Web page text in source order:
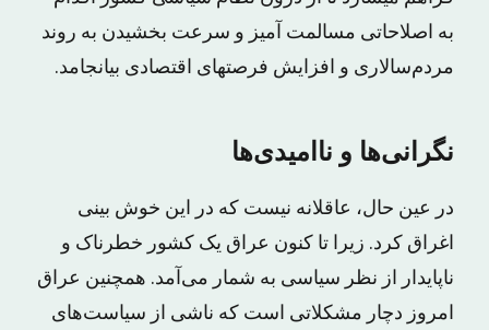
به اصلاحاتی مسالمت آمیز و سرعت بخشیدن به روند
مردم‌سالاری و افزایش فرصتهای اقتصادی بیانجامد.
نگرانی‌ها و ناامیدی‌ها
در عین حال، عاقلانه نیست که در این خوش بینی
اغراق کرد. زیرا تا کنون عراق یک کشور خطرناک و
ناپایدار از نظر سیاسی به‌ شمار می‌آمد. همچنین عراق
امروز دچار مشکلاتی است که ناشی از سیاست‌های